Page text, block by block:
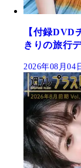
【付録DVD
きりの旅行
2026年08月04